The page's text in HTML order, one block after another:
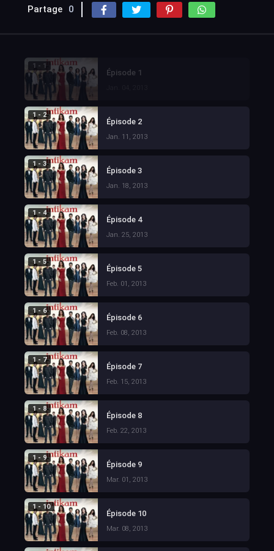
Partage 0
1 - 1
Épisode 1
1 - 2
Épisode 2
Jan. 11, 2013
1 - 3
Épisode 3
Jan. 18, 2013
1 - 4
Épisode 4
Jan. 25, 2013
1 - 5
Épisode 5
Feb. 01, 2013
1 - 6
Épisode 6
Feb. 08, 2013
1 - 7
Épisode 7
Feb. 15, 2013
1 - 8
Épisode 8
Feb. 22, 2013
1 - 9
Épisode 9
Mar. 01, 2013
1 - 10
Épisode 10
Mar. 08, 2013